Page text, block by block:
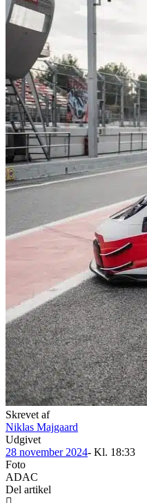
Skrevet af
Niklas Majgaard
Udgivet
28 november 2024- Kl. 18:33
Foto
ADAC
Del artikel